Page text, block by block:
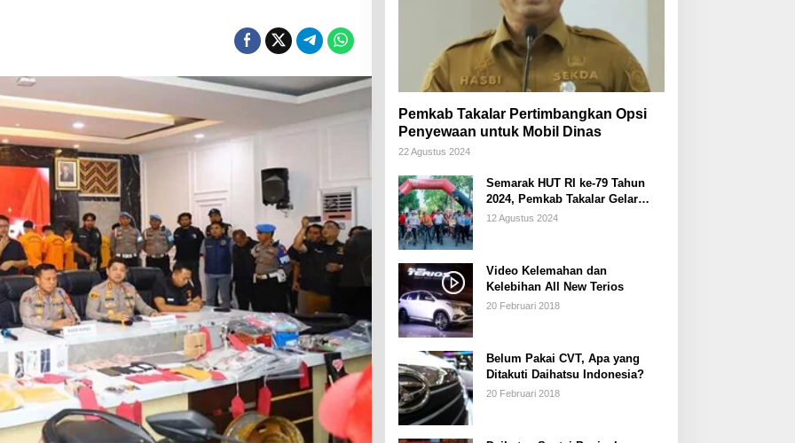
Pemkab Takalar Pertimbangkan Opsi
Penyewaan untuk Mobil Dinas
22 Agustus 2024
Semarak HUT RI ke-79 Tahun
2024, Pemkab Takalar Gelar
Sepeda Santai/Sepeda Hias
12 Agustus 2024
Video Kelemahan dan
Kelebihan All New Terios
20 Februari 2018
Belum Pakai CVT, Apa yang
Ditakuti Daihatsu Indonesia?
20 Februari 2018